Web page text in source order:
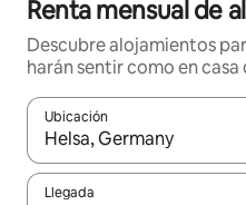
Renta mensual de
Descubre alojamientos
harán sentir como en casa
Ubicación
Cuando los resultados
Llegada